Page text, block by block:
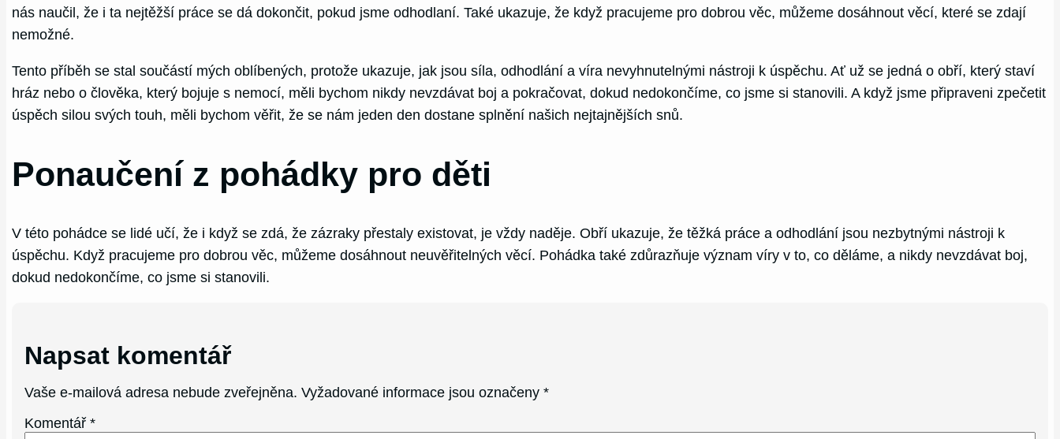
nás naučil, že i ta nejtěžší práce se dá dokončit, pokud jsme odhodlaní. Také ukazuje, že když pracujeme pro dobrou věc, můžeme dosáhnout věcí, které se zdají
nemožné.
Tento příběh se stal součástí mých oblíbených, protože ukazuje, jak jsou síla, odhodlání a víra nevyhnutelnými nástroji k úspěchu. Ať už se jedná o obří, který staví
hráz nebo o člověka, který bojuje s nemocí, měli bychom nikdy nevzdávat boj a pokračovat, dokud nedokončíme, co jsme si stanovili. A když jsme připraveni zpečetit
úspěch silou svých touh, měli bychom věřit, že se nám jeden den dostane splnění našich nejtajnějších snů.
Ponaučení z pohádky pro děti
V této pohádce se lidé učí, že i když se zdá, že zázraky přestaly existovat, je vždy naděje. Obří ukazuje, že těžká práce a odhodlání jsou nezbytnými nástroji k
úspěchu. Když pracujeme pro dobrou věc, můžeme dosáhnout neuvěřitelných věcí. Pohádka také zdůrazňuje význam víry v to, co děláme, a nikdy nevzdávat boj,
dokud nedokončíme, co jsme si stanovili.
Napsat komentář
Vaše e-mailová adresa nebude zveřejněna. Vyžadované informace jsou označeny*
Komentář*